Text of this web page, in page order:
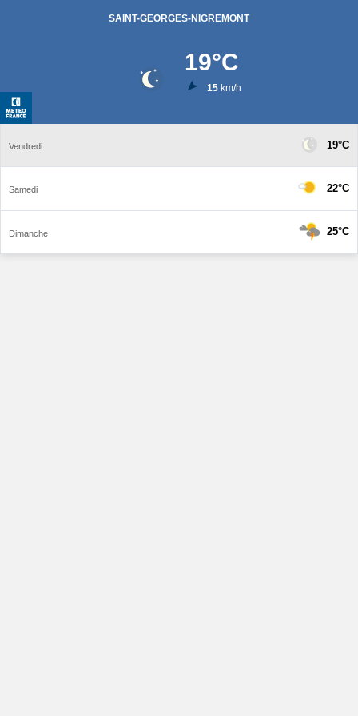
SAINT-GEORGES-NIGREMONT
19°C
15km/h
Vendredi 19°C
Samedi 22°C
Dimanche 25°C